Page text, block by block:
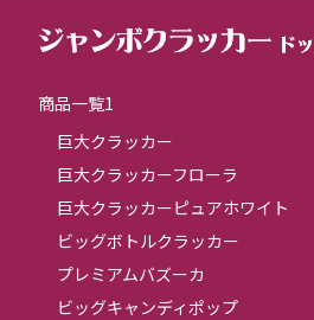
商品一覧1
巨大クラッカー
巨大クラッカーフローラ
巨大クラッカーピュアホワイト
ビッグボトルクラッカー
プレミアムバズーカ
ビッグキャンディポップ